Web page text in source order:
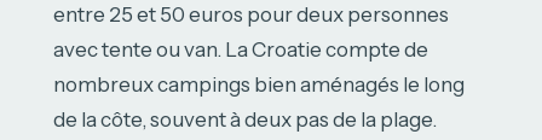
entre 25 et 50 euros pour deux personnes
avec tente ou van. La Croatie compte de
nombreux campings bien aménagés le long
de la côte, souvent à deux pas de la plage.